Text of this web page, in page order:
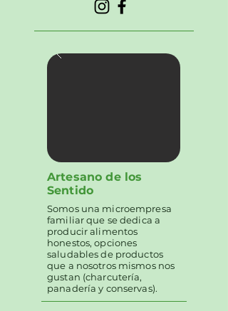
Artesano de los
Sentido
Somos una microempresa
familiar que se dedica a
producir alimentos
honestos, opciones
saludables de productos
que a nosotros mismos nos
gustan (charcutería,
panadería y conservas).